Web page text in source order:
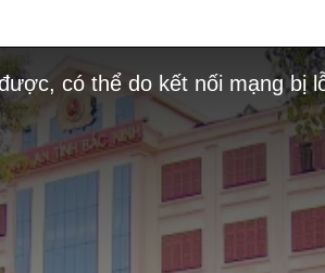
có thể do kết nối mạng bị